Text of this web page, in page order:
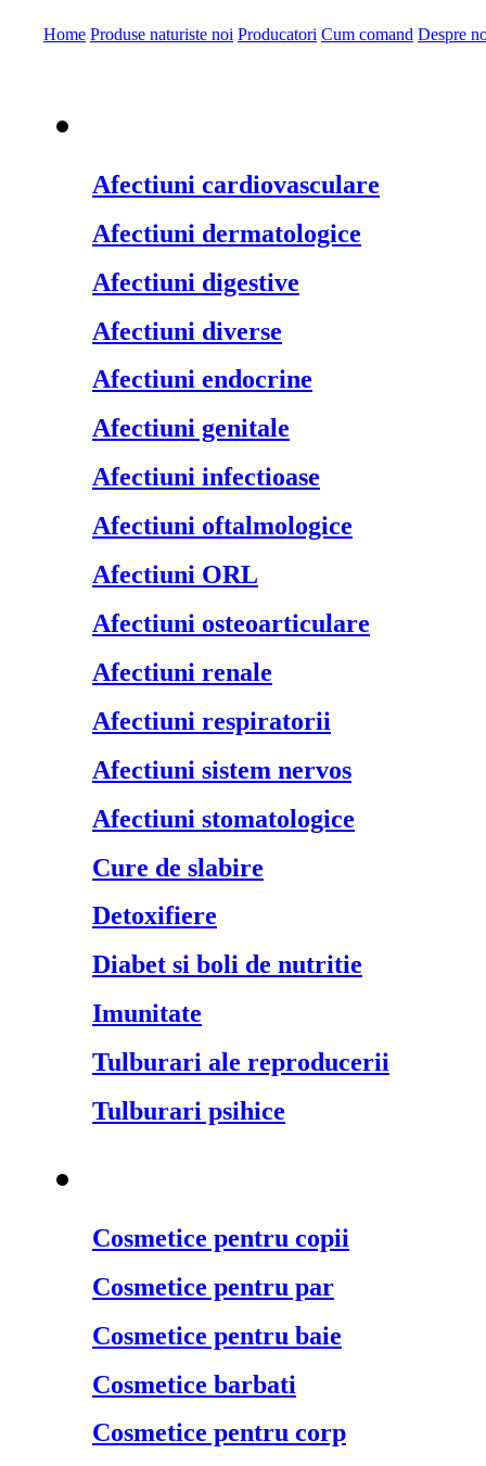
Home Produse naturiste noi Producatori Cum comand Despre
Afectiuni cardiovasculare
Afectiuni dermatologice
Afectiuni digestive
Afectiuni diverse
Afectiuni endocrine
Afectiuni genitale
Afectiuni infectioase
Afectiuni oftalmologice
Afectiuni ORL
Afectiuni osteoarticulare
Afectiuni renale
Afectiuni respiratorii
Afectiuni sistem nervos
Afectiuni stomatologice
Cure de slabire
Detoxifiere
Diabet si boli de nutritie
Imunitate
Tulburari ale reproducerii
Tulburari psihice
Cosmetice pentru copii
Cosmetice pentru par
Cosmetice pentru baie
Cosmetice barbati
Cosmetice pentru corp